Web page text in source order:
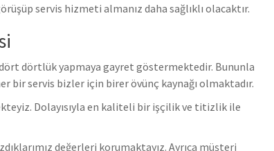
servis hizmeti almanız daha sağlıklı olacaktır.
dörtlük yapmaya gayret göstermektedir. Bununla
bir servis bizler için birer övünç kaynağı olmaktadır.
Dolayısıyla en kaliteli bir işçilik ve titizlik ile
değerleri korumaktayız. Ayrıca müşteri